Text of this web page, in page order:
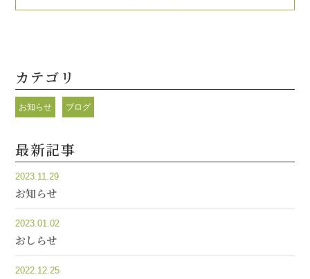
カテゴリ
お知らせ ブログ
最新記事
2023.11.29
お知らせ
2023.01.02
おしらせ
2022.12.25